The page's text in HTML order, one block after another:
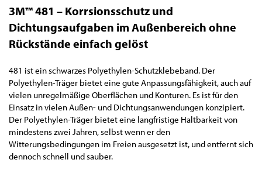
3M™ 481 – Korrsionsschutz und
Dichtungsaufgaben im Außenbereich ohne
Rückstände einfach gelöst
481 ist ein schwarzes Polyethylen-Schutzklebeband. Der
Polyethylen-Träger bietet eine gute Anpassungsfähigkeit, auch auf
vielen unregelmäßige Oberflächen und Konturen. Es ist für den
Einsatz in vielen Außen- und Dichtungsanwendungen konzipiert.
Der Polyethylen-Träger bietet eine langfristige Haltbarkeit von
mindestens zwei Jahren, selbst wenn er den
Witterungsbedingungen im Freien ausgesetzt ist, und entfernt sich
dennoch schnell und sauber.